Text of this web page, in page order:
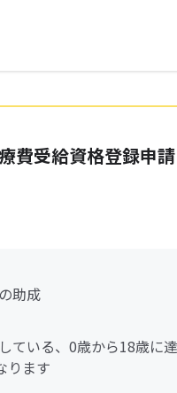
費受給資格登録申請
助成
ている、0歳から18歳に
ります